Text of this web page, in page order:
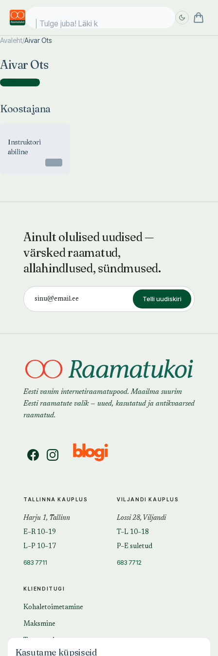
Tulge juba! Läki ko
Avaleht/Aivar Ots
Aivar Ots
Koostajana )
Koostajana
Instruktori
abiline
Ainult olulised uudised —
värsked raamatud,
allahindlused, sündmused.
Telli uudiskiri
Eesti vanim internetiraamatupood. Maailma suurim
Eesti raamatute valik — uued, kasutatud ja antikvaarsed
raamatud.
KLIENDITUGI
Kohaletoimetamine
Maksmine
TALLINNA KAUPLUS
Harju 1, Tallinn
E–R 10–19
L–P 10–17
683 7711
VILJANDI KAUPLUS
Lossi 28, Viljandi
T–L 10–18
P–E suletud
683 7712
Kasutame küpsiseid